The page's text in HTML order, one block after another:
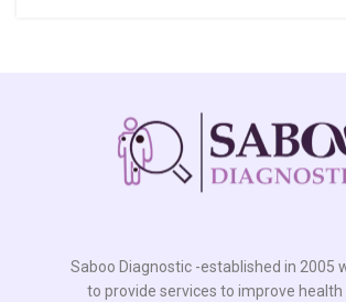
Saboo Diagnostic -established in 2005
to provide services to improve health